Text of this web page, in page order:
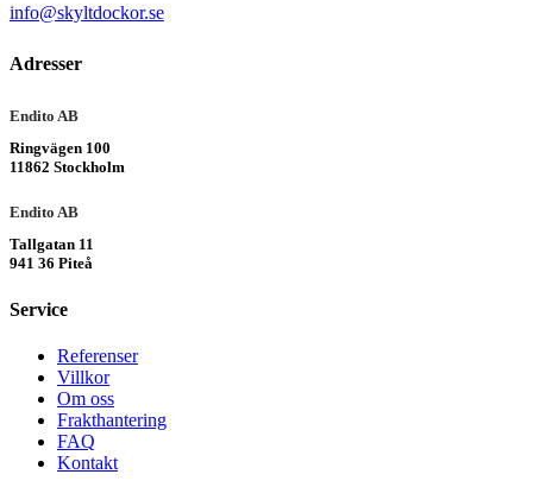
info@skyltdockor.se
Adresser
Endito AB
Ringvägen 100
11862 Stockholm
Endito AB
Tallgatan 11
941 36 Piteå
Service
Referenser
Villkor
Om oss
Frakthantering
FAQ
Kontakt